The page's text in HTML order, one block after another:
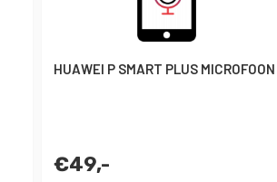
HUAWEI P SMART PLUS MICROFOON
€49,-